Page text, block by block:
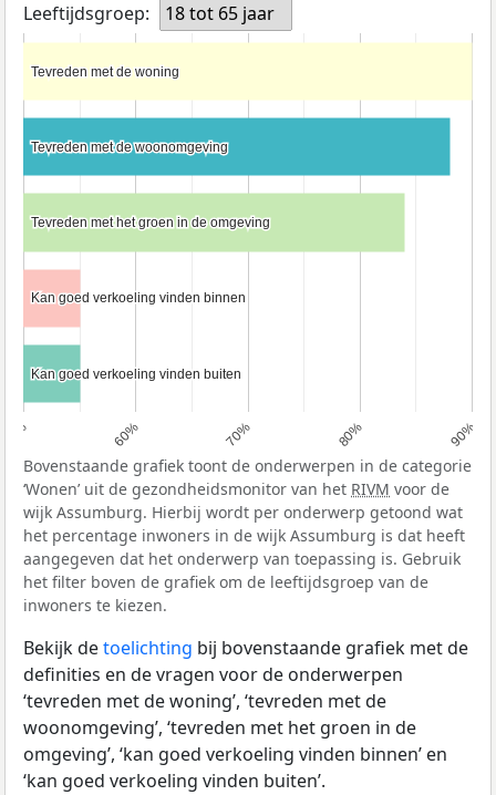
Leeftijdsgroep:
18 tot 65 jaar
50% 60% 70% 80% 90%
Tevreden met de woning
Tevreden met de woning
Tevreden met de woonomgeving
Tevreden met de woonomgeving
Tevreden met het groen in de omgeving
Tevreden met het groen in de omgeving
Kan goed verkoeling vinden binnen
Kan goed verkoeling vinden binnen
Kan goed verkoeling vinden buiten
Kan goed verkoeling vinden buiten
Bovenstaande grafiek toont de onderwerpen in de categorie
‘Wonen’ uit de gezondheidsmonitor van het RIVM voor de
wijk Assumburg. Hierbij wordt per onderwerp getoond wat
het percentage inwoners in de wijk Assumburg is dat heeft
aangegeven dat het onderwerp van toepassing is. Gebruik
het filter boven de grafiek om de leeftijdsgroep van de
inwoners te kiezen.
Bekijk detoelichting bij bovenstaande grafiek met de
definities en de vragen voor de onderwerpen
‘tevreden met de woning’, ‘tevreden met de
woonomgeving’, ‘tevreden met het groen in de
omgeving’, ‘kan goed verkoeling vinden binnen’ en
‘kan goed verkoeling vinden buiten’.